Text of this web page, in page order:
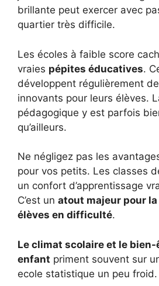
brillante peut exercer avec
quartier très difficile.
Les écoles à faible score
vraies pépites éducatives.
développent régulièrement
innovants pour leurs élèves.
pédagogique y est parfois
qu’ailleurs.
Ne négligez pas les
pour vos petits. Les classes
un confort d’apprentissage
C’est un atout majeur pour
élèves en difficulté.
Le climat scolaire et le
enfant priment souvent sur
ecole statistique un peu froid.